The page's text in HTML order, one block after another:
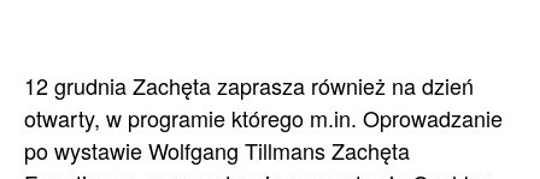
12 grudnia Zachęta zaprasza również na dzień
otwarty, w programie którego m.in. Oprowadzanie
po wystawie Wolfgang Tillmans Zachęta